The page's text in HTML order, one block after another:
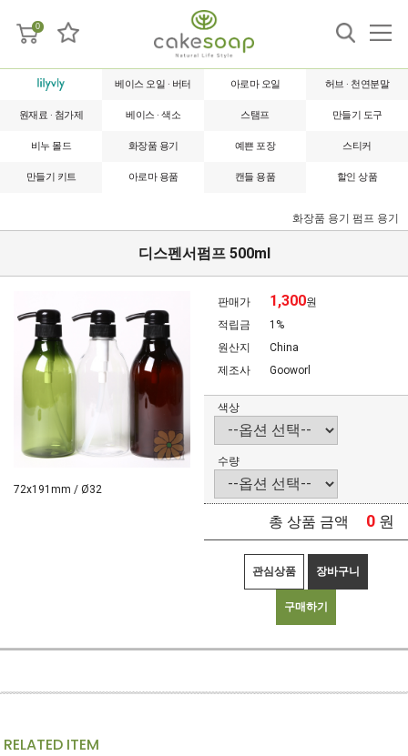
0
베이스 오일 · 버터 아로마 오일 허브 · 천연분말
원재료 · 첨가제 베이스 · 색소 스탬프 만들기 도구
비누 몰드 화장품 용기 예쁜 포장 스티커
만들기 키트 아로마 용품 캔들 용품 할인 상품
화장품 용기 펌프 용기
디스펜서펌프 500ml
72x191mm / Ø32
판매가 1,300원
적립금
1%
원산지
China
제조사
Gooworl
색상
수량
총 상품 금액 0 원
관심상품 장바구니
구매하기
RELATED ITEM